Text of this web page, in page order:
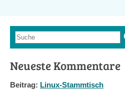
Suchformular
Suche
Neueste Kommentare
Beitrag: Linux-Stammtisch